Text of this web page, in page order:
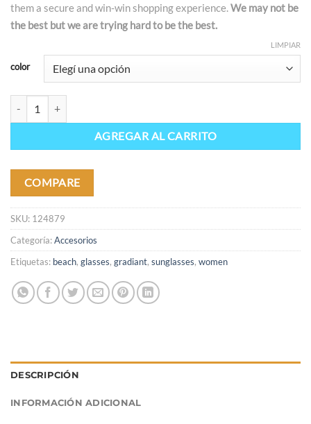
them a secure and win-win shopping experience.We may not be
the best but we are trying hard to be the best.
color
LIMPIAR
AGREGAR AL CARRITO
COMPARE
SKU: 124879
Categoría:Accesorios
Etiquetas: beach, glasses, gradiant, sunglasses, women
DESCRIPCIÓN
INFORMACIÓN ADICIONAL